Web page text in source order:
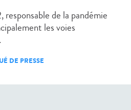
de la pandémie
les voies
DE PRESSE